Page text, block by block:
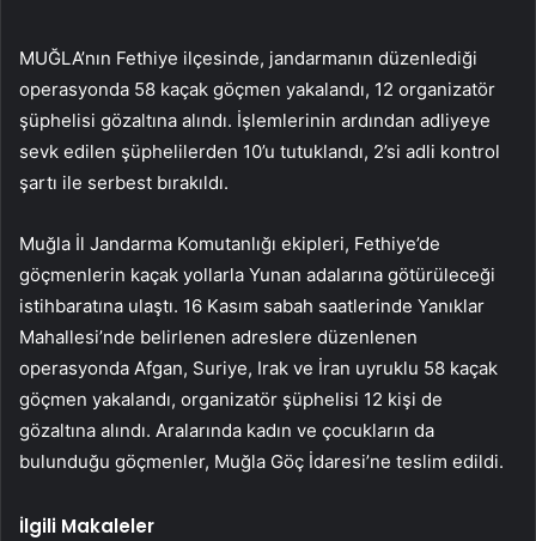
MUĞLA’nın Fethiye ilçesinde, jandarmanın düzenlediği
operasyonda 58 kaçak göçmen yakalandı, 12 organizatör
şüphelisi gözaltına alındı. İşlemlerinin ardından adliyeye
sevk edilen şüphelilerden 10’u tutuklandı, 2’si adli kontrol
şartı ile serbest bırakıldı.
Muğla İl Jandarma Komutanlığı ekipleri, Fethiye’de
göçmenlerin kaçak yollarla Yunan adalarına götürüleceği
istihbaratına ulaştı. 16 Kasım sabah saatlerinde Yanıklar
Mahallesi’nde belirlenen adreslere düzenlenen
operasyonda Afgan, Suriye, Irak ve İran uyruklu 58 kaçak
göçmen yakalandı, organizatör şüphelisi 12 kişi de
gözaltına alındı. Aralarında kadın ve çocukların da
bulunduğu göçmenler, Muğla Göç İdaresi’ne teslim edildi.
İlgili Makaleler